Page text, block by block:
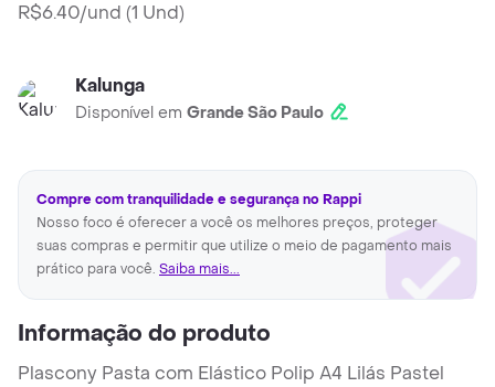
R$6.40/und (1 Und)
Kalunga
Disponível em Grande São Paulo
Compre com tranquilidade e segurança no Rappi
Nosso foco é oferecer a você os melhores preços, proteger
suas compras e permitir que utilize o meio de pagamento mais
prático para você. Saiba mais...
Informação do produto
Plascony Pasta com Elástico Polip A4 Lilás Pastel